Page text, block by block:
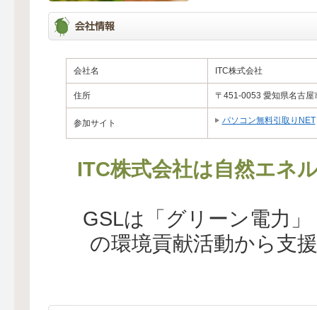
会社名 ITC株式会社
住所 〒451-0053 愛知県名古屋
参加サイト パソコン無料引取りNET
ITC株式会社は自然エネ
GSLは「グリーン電力
の環境貢献活動から支